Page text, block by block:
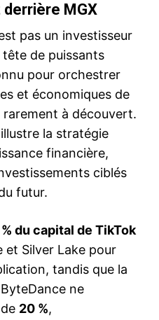
MGX
pas un investisseur
de puissants
pour orchestrer
et économiques de
à découvert.
la stratégie
financière,
ciblés
futur.
% du capital de TikTok
et Silver Lake pour
tandis que la
ne
20 %,